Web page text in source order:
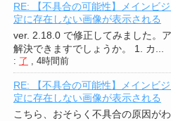
RE: 【不具合の可能性】メインビ
定に存在しない画像が表示される
ver. 2.18.0 で修正してみました。
解決できますでしょうか。 1. カ...
: 了 , 4時間前
RE: 【不具合の可能性】メインビ
定に存在しない画像が表示される
こちら、おそらく不具合の原因が